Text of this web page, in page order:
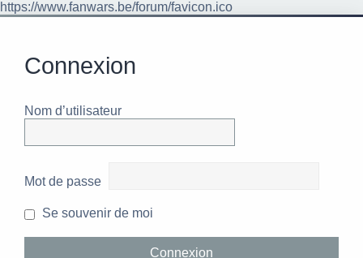
https://www.fanwars.be/forum/favicon.ico
Connexion
Nom d’utilisateur
Mot de passe
Se souvenir de moi